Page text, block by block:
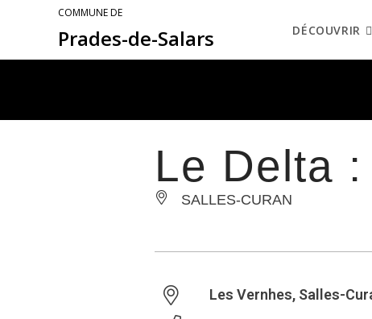
COMMUNE DE
Prades-de-Salars DÉCOUVRIR
Le Delta
SALLES-CURAN
Les Vernhes, Salles-